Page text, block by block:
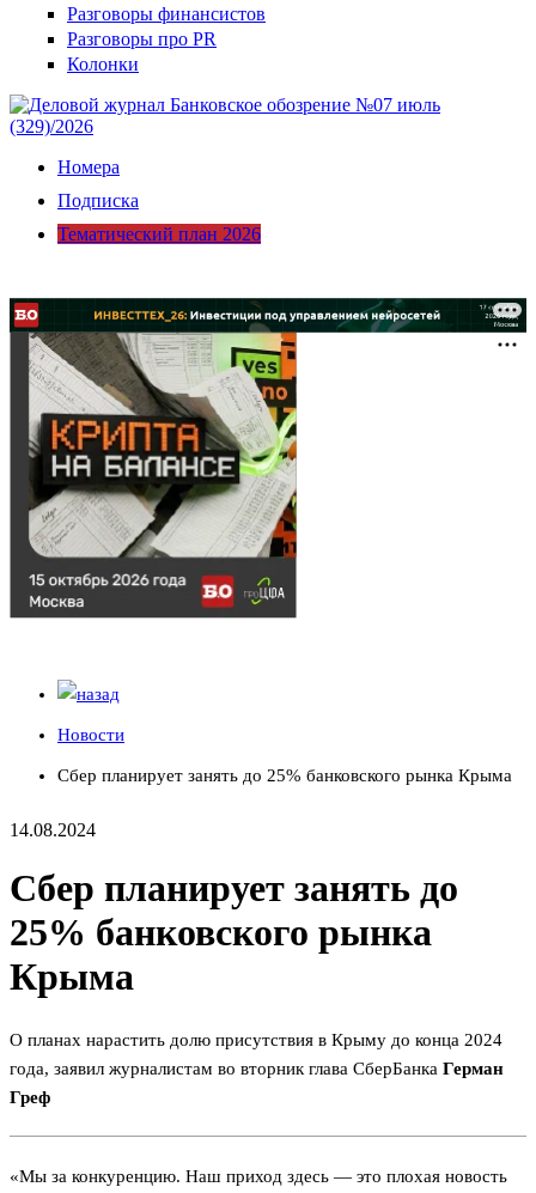
Разговоры финансистов
Разговоры про PR
Колонки
Номера
Подписка
Тематический план 2026
Новости
Сбер планирует занять до 25% банковского рынка Крыма
14.08.2024
Сбер планирует занять до
25% банковского рынка
Крыма
О планах нарастить долю присутствия в Крыму до конца 2024
года, заявил журналистам во вторник глава СберБанка Герман
Греф
«Мы за конкуренцию. Наш приход здесь — это плохая новость